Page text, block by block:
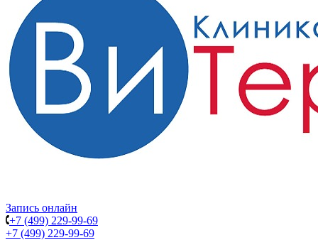
Запись онлайн
+7 (499) 229-99-69
+7 (499) 229-99-69